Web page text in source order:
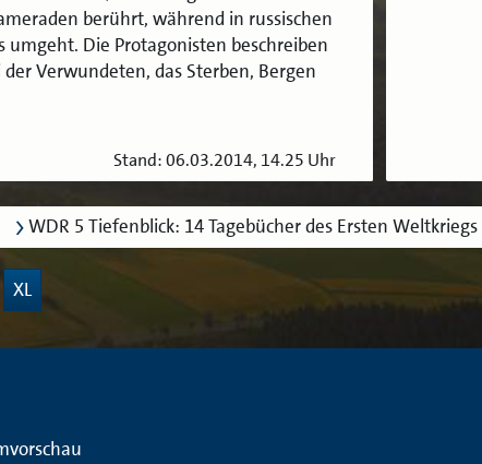
berührt, während in russischen
umgeht. Die Protagonisten beschreiben
Verwundeten, das Sterben, Bergen
Stand: 06.03.2014, 14.25 Uhr
WDR 5 Tiefenblick: 14 Tagebücher des Ersten
XL